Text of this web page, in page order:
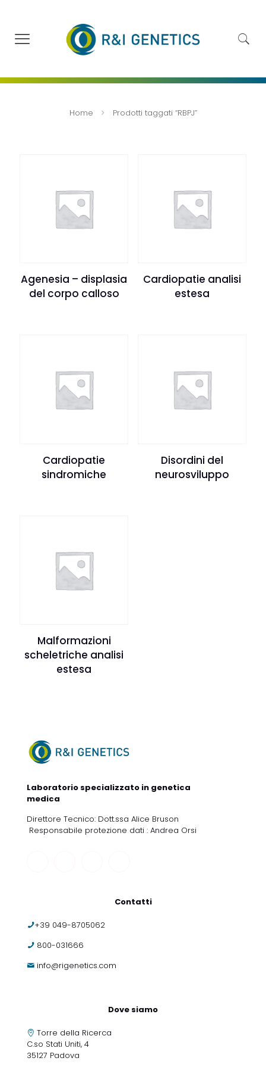
Home Prodotti taggati “RBPJ”
Agenesia – displasia
del corpo calloso
Cardiopatie analisi
estesa
Cardiopatie
sindromiche
Disordini del
neurosviluppo
Malformazioni
scheletriche analisi
estesa
Laboratorio specializzato in genetica
medica
Direttore Tecnico: Dott.ssa Alice Bruson
Responsabile protezione dati : Andrea Orsi
Contatti
+39 049-8705062
800-031666
info@rigenetics.com
Dove siamo
Torre della Ricerca
C.so Stati Uniti, 4
35127 Padova